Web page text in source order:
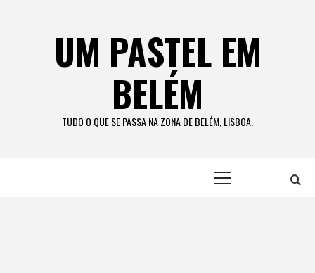
UM PASTEL EM
BELÉM
TUDO O QUE SE PASSA NA ZONA DE BELÉM, LISBOA.